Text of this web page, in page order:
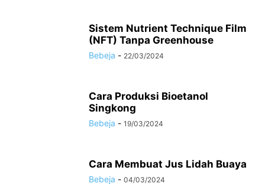
Sistem Nutrient Technique Film
(NFT) Tanpa Greenhouse
Bebeja - 22/03/2024
Cara Produksi Bioetanol
Singkong
Bebeja - 19/03/2024
Cara Membuat Jus Lidah Buaya
Bebeja - 04/03/2024